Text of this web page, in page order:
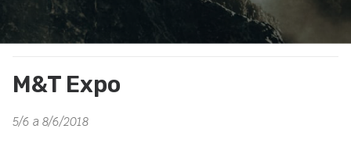
M&T Expo
5/6 a 8/6/2018